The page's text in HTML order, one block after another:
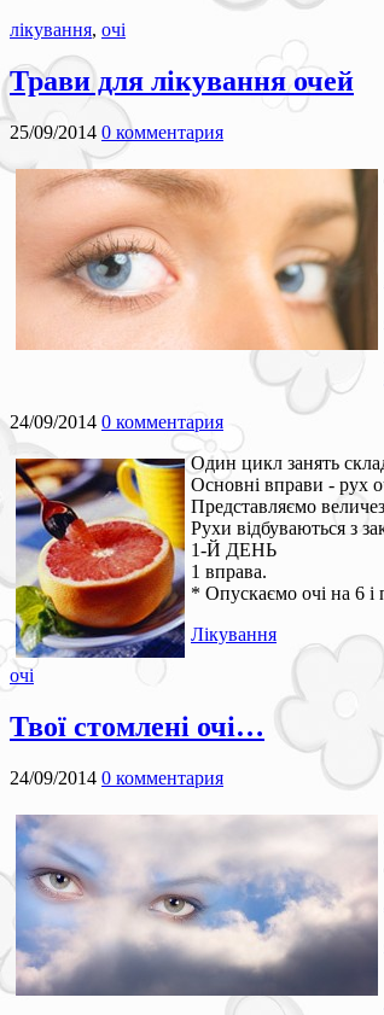
лікування, очі
Трави для лікування очей
25/09/2014 0 комментария
24/09/2014 0 комментария
Один цикл занять
Основні вправи - рух
Представляємо
Рухи відбуваються з
1-Й ДЕНЬ
1 вправа.
* Опускаємо очі на 6
Лікування
очі
Твої стомлені очі…
24/09/2014 0 комментария